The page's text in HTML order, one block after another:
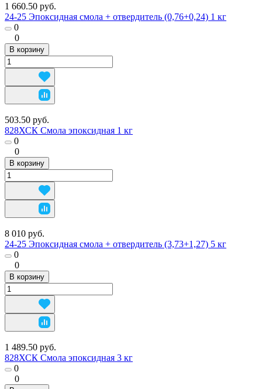
1 660.50 руб.
24-25 Эпоксидная смола + отвердитель (0,76+0,24) 1 кг
0
0
В корзину
503.50 руб.
828ХСК Смола эпоксидная 1 кг
0
0
В корзину
8 010 руб.
24-25 Эпоксидная смола + отвердитель (3,73+1,27) 5 кг
0
0
В корзину
1 489.50 руб.
828ХСК Смола эпоксидная 3 кг
0
0